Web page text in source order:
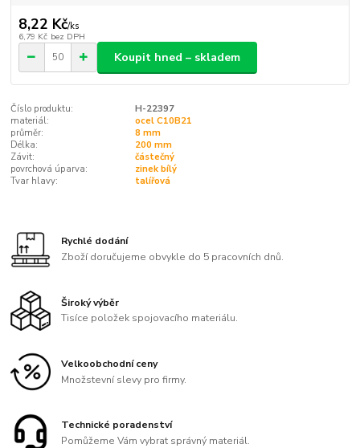
8,22 Kč/ks
6,79 Kč bez DPH
Koupit hned – skladem
Číslo produktu:
H-22397
materiál:
ocel C10B21
průměr:
8 mm
Délka:
200 mm
Závit:
částečný
povrchová úparva:
zinek bílý
Tvar hlavy:
talířová
Rychlé dodání
Zboží doručujeme obvykle do 5 pracovních dnů.
Široký výběr
Tisíce položek spojovacího materiálu.
Velkoobchodní ceny
Množstevní slevy pro firmy.
Technické poradenství
Pomůžeme Vám vybrat správný materiál.